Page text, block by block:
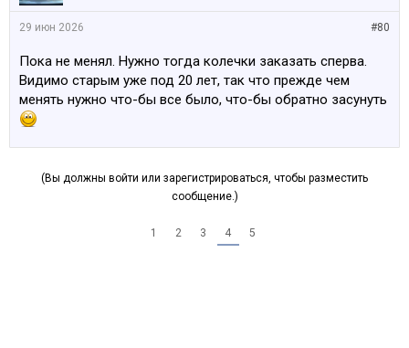
#80
29 июн 2026
Пока не менял. Нужно тогда колечки заказать сперва.
Видимо старым уже под 20 лет, так что прежде чем
менять нужно что-бы все было, что-бы обратно засунуть
(Вы должны войти или зарегистрироваться, чтобы разместить
сообщение.)
1 2 3 4 5